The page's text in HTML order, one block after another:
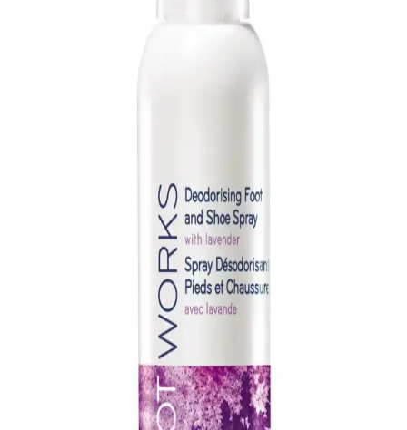
Avon’un geniş ürün yelpazesinde ayak sabunu ve kişisel bakım
ürünleri, hijyen ve sağlık odaklı, doğal içeriklerle ayak sağlığını
destekler. Güvenilir ve kaliteli ürünlerle bakım rutininizi tamamlayın.
Balmy 3 ve FERAY Iroko ayak törpüleri
karşılaştırması: kullanım özellikleri ve etkileri
İki popüler ayak törpüsü arasındaki farkları, kullanım özelliklerini ve
kullanıcı yorumlarını inceleyerek sizin için en uygun seçeneği
Ped Egg ile Ayak Bakımında Yeni Dönem: Etkili ve
Ped Egg ürünleri, ayak derisini nazikçe törpüleyerek sağlıklı ve
pürüzsüz ayaklar sağlar. Ergonomik tasarımı ve etkili sonuçlarıyla